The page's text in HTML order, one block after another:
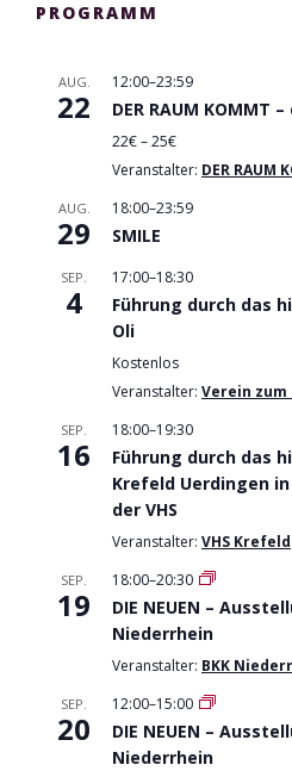
PROGRAMM
AUG.
22
12:00–23:59
DER RAUM KOMMT
22€ – 25€
Veranstalter: DER RAUM
AUG.
29
18:00–23:59
SMILE
SEP.
4
17:00–18:30
Führung durch das
Oli
Kostenlos
Veranstalter: Verein zum
SEP.
16
18:00–19:30
Führung durch das
Krefeld Uerdingen
der VHS
Veranstalter: VHS Krefeld
SEP.
19
18:00–20:30
DIE NEUEN –
Niederrhein
Veranstalter: BKK
SEP.
20
12:00–15:00
DIE NEUEN –
Niederrhein